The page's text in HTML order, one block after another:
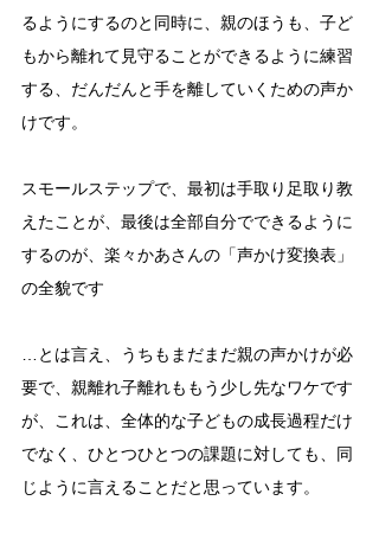
るようにするのと同時に、親のほうも、子ど
もから離れて見守ることができるように練習
する、だんだんと手を離していくための声か
けです。
スモールステップで、最初は手取り足取り教
えたことが、最後は全部自分でできるように
するのが、楽々かあさんの「声かけ変換表」
の全貌です
…とは言え、うちもまだまだ親の声かけが必
要で、親離れ子離れももう少し先なワケです
が、これは、全体的な子どもの成長過程だけ
でなく、ひとつひとつの課題に対しても、同
じように言えることだと思っています。